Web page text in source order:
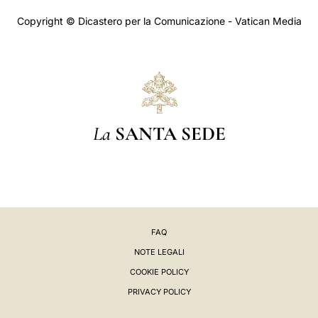
Copyright © Dicastero per la Comunicazione - Vatican Media
La SANTA SEDE
FAQ
NOTE LEGALI
COOKIE POLICY
PRIVACY POLICY